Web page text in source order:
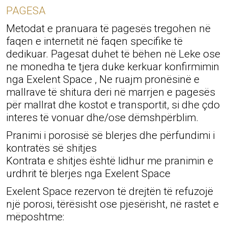
PAGESA
Metodat e pranuara të pagesës tregohen në
faqen e internetit në faqen specifike të
dedikuar. Pagesat duhet të bëhen në Leke ose
ne monedha te tjera duke kerkuar konfirmimin
nga Exelent Space , Ne ruajm pronësinë e
mallrave të shitura deri në marrjen e pagesës
për mallrat dhe kostot e transportit, si dhe çdo
interes të vonuar dhe/ose dëmshpërblim.
Pranimi i porosisë së blerjes dhe përfundimi i
kontratës së shitjes
Kontrata e shitjes është lidhur me pranimin e
urdhrit të blerjes nga Exelent Space
Exelent Space rezervon të drejtën të refuzojë
një porosi, tërësisht ose pjesërisht, në rastet e
mëposhtme: